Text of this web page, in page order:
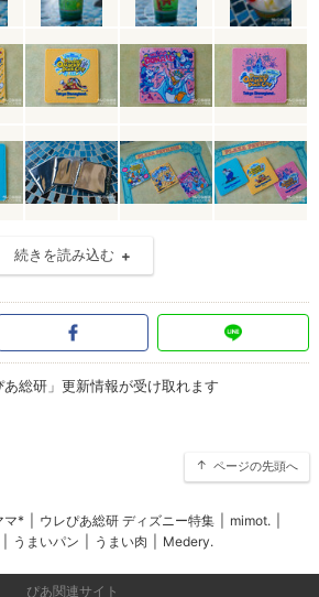
続きを読み込む
あ総研」更新情報が受け取れます
ページの先頭へ
マ* ウレぴあ総研 ディズニー特集 mimot.
うまいパン うまい肉 Medery.
ぴあ関連サイト